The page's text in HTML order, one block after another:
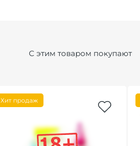
С этим товаром покупают
Хит продаж